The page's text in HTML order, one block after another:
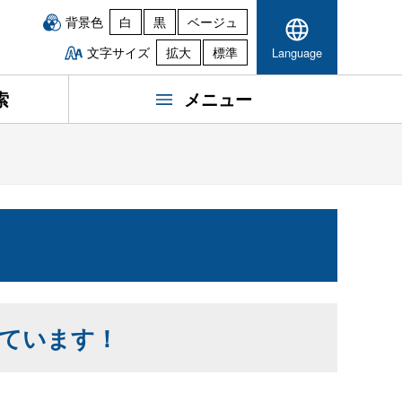
背景色 白 黒
ベージュ
文字サイズ
拡大 標準 Language
メニュー
います！